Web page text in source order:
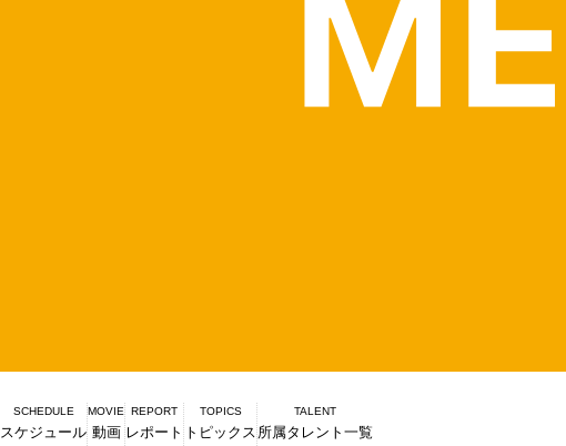
SCHEDULE
スケジュール
MOVIE
動画
REPORT
レポート
TOPICS
トピックス
TALENT
所属タレント一覧